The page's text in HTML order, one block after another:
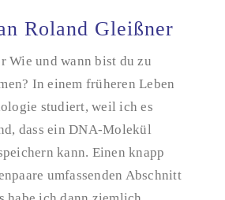
Roland Gleißner
Wie und wann bist du zu
In einem früheren Leben
studiert, weil ich es
dass ein DNA-Molekül
kann. Einen knapp
umfassenden Abschnitt